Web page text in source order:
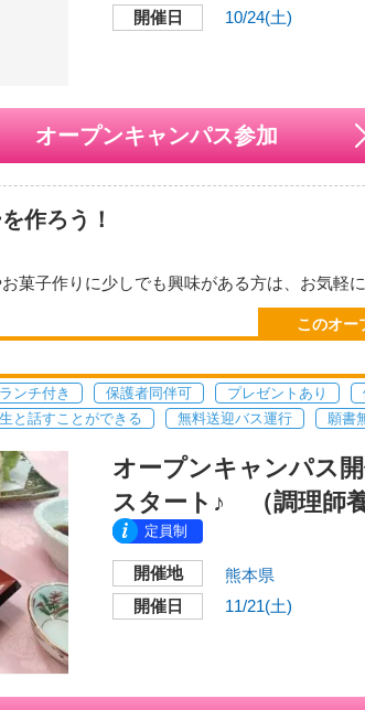
日3日前までにお申し込みください。
合もあります。あらかじめご了承下さい。
に関連したお仕事に興味がある方
本校
交通機関・最寄
●熊本桜町バス
方面「世安町」
分
日3日前までにお申し込みください。
開催日
10/24(土)
オープンキャンパス参加
作ろう！
菓子作りに少しでも興味がある方は、お気軽に
行中！
い方のご参加はお控え下さい。
あります。
たします。
９：３０～
このオー
ンチ付き 保護者同伴可 プレゼントあり
と話すことができる
無料送迎バス運行 願書
オープンキャンパス
スタート♪ （調理師養
定員制
開催地
熊本県
開催日
11/21(土)